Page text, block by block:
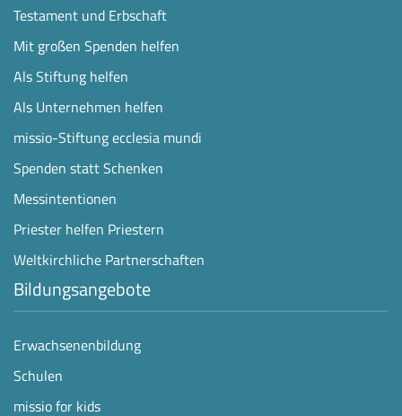
Testament und Erbschaft
Mit großen Spenden helfen
Als Stiftung helfen
Als Unternehmen helfen
missio-Stiftung ecclesia mundi
Spenden statt Schenken
Messintentionen
Priester helfen Priestern
Weltkirchliche Partnerschaften
Bildungsangebote
Erwachsenenbildung
Schulen
missio for kids